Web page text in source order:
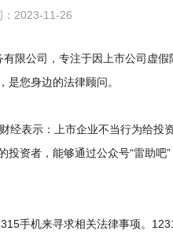
：2023-11-26
限公司，专注于因上市公司虚
您身边的法律顾问。
表示：上市企业不当行为给投
资者，能够通过公众号“雷助吧
手机来寻求相关法律事项。